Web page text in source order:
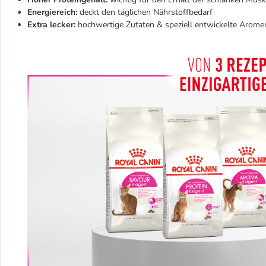
Energiereich: deckt den täglichen Nährstoffbedarf
Extra lecker: hochwertige Zutaten & speziell entwickelte